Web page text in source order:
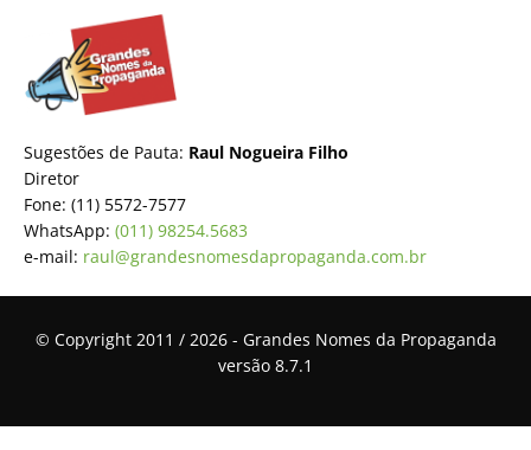
Sugestões de Pauta: Raul Nogueira Filho
Diretor
Fone: (11) 5572-7577
WhatsApp: (011) 98254.5683
e-mail: raul@grandesnomesdapropaganda.com.br
© Copyright 2011 / 2026 - Grandes Nomes da Propaganda
versão 8.7.1